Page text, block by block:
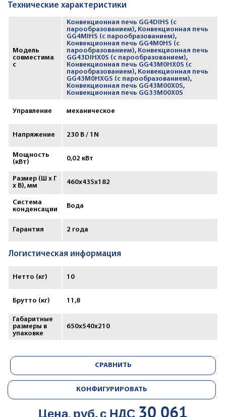
Технические характеристики
Модель
совместима
с
Конвекционная печь GG4DIHS (с
парообразованием), Конвекционная печь
GG4MIHS (с парообразованием),
Конвекционная печь GG4M0HS (с
парообразованием), Конвекционная печь
GG43DIHX0S (с парообразованием),
Конвекционная печь GG43M0HX0S (с
парообразованием), Конвекционная печь
GG43M0HXGS (с парообразованием),
Конвекционная печь GG43M00X0S,
Конвекционная печь GG33M00X0S
Управление механическое
Напряжение 230 В / 1N
Мощность
(кВт)
0,02 кВт
Размер (Ш х Г
х В), мм
460х435х182
Система
конденсации
Вода
Гарантия 2 года
Логистическая информация
Нетто (кг) 10
Брутто (кг) 11,8
Габаритные
размеры в
упаковке
650х540х210
СРАВНИТЬ
КОНФИГУРИРОВАТЬ
Цена, руб. с НДС 30 061